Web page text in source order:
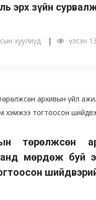
эрх зүйн
хуулиуд үзсэн
ын төрөлжсөн
мөрдөж буй